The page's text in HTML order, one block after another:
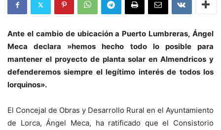
Ante el cambio de ubicación a Puerto Lumbreras, Ángel
Meca declara »hemos hecho todo lo posible para
mantener el proyecto de planta solar en Almendricos y
defenderemos siempre el legítimo interés de todos los
lorquinos».
El Concejal de Obras y Desarrollo Rural en el Ayuntamiento
de Lorca, Ángel Meca, ha ratificado que el Consistorio